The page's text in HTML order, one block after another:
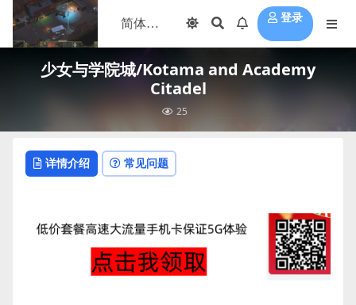
登录
少女与学院城/Kotama and Academy
Citadel
25
详情介绍 常见问题